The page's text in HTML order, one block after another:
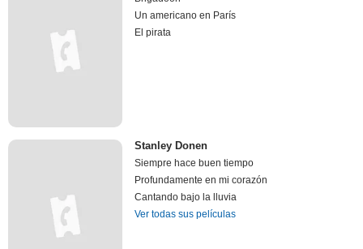
Un americano en París
El pirata
Stanley Donen
Siempre hace buen tiempo
Profundamente en mi corazón
Cantando bajo la lluvia
Ver todas sus películas